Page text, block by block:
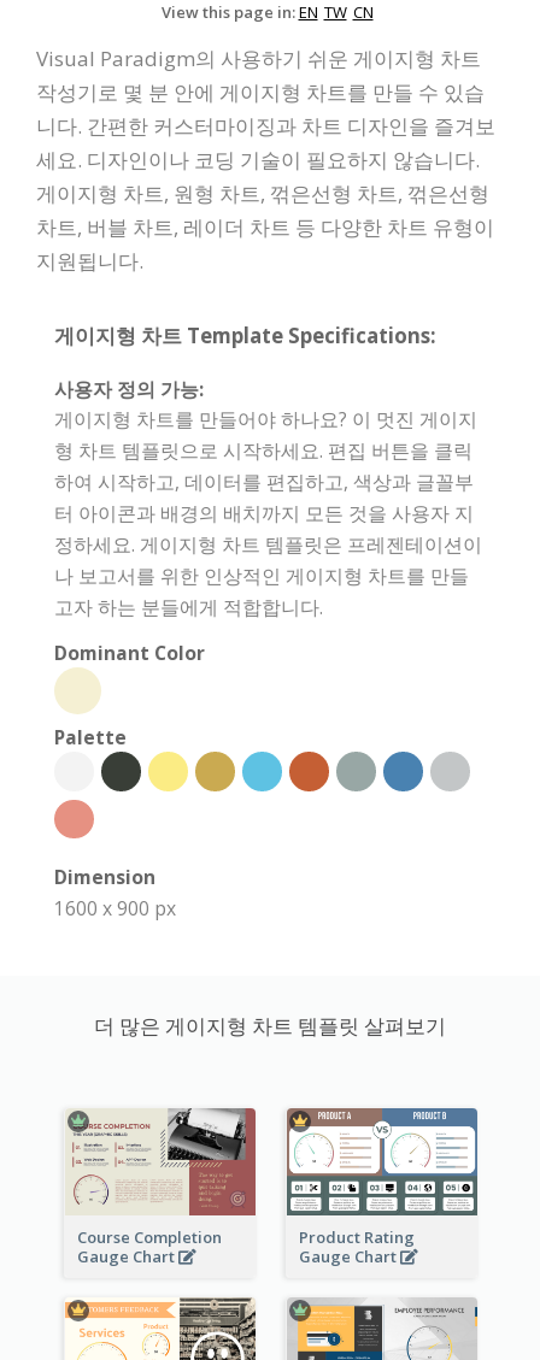
View this page in:EN TW CN
Visual Paradigm의 사용하기 쉬운 게이지형 차트
작성기로 몇 분 안에 게이지형 차트를 만들 수 있습
니다. 간편한 커스터마이징과 차트 디자인을 즐겨보
세요. 디자인이나 코딩 기술이 필요하지 않습니다.
게이지형 차트, 원형 차트, 꺾은선형 차트, 꺾은선형
차트, 버블 차트, 레이더 차트 등 다양한 차트 유형이
지원됩니다.
게이지형 차트 Template Specifications:
사용자 정의 가능:
게이지형 차트를 만들어야 하나요? 이 멋진 게이지
형 차트 템플릿으로 시작하세요. 편집 버튼을 클릭
하여 시작하고, 데이터를 편집하고, 색상과 글꼴부
터 아이콘과 배경의 배치까지 모든 것을 사용자 지
정하세요. 게이지형 차트 템플릿은 프레젠테이션이
나 보고서를 위한 인상적인 게이지형 차트를 만들
고자 하는 분들에게 적합합니다.
Dominant Color
Palette
Dimension
1600 x 900 px
더 많은 게이지형 차트 템플릿 살펴보기
Course Completion
Gauge Chart
Product Rating
Gauge Chart